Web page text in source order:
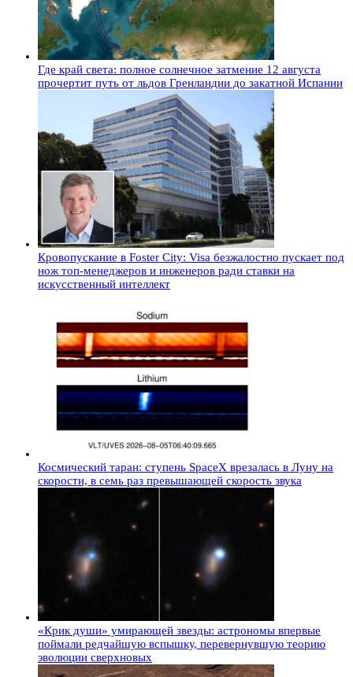
Где край света: полное солнечное затмение 12 августа
прочертит путь от льдов Гренландии до закатной Испании
Кровопускание в Foster City: Visa безжалостно пускает под
нож топ-менеджеров и инженеров ради ставки на
искусственный интеллект
Космический таран: ступень SpaceX врезалась в Луну на
скорости, в семь раз превышающей скорость звука
«Крик души» умирающей звезды: астрономы впервые
поймали редчайшую вспышку, перевернувшую теорию
эволюции сверхновых